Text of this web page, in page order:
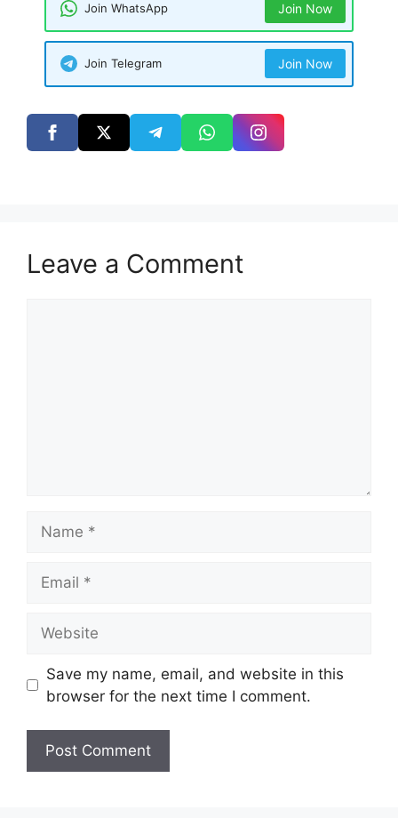
Join WhatsApp Join Now
Join Telegram Join Now
Leave a Comment
Save my name, email, and website in this
browser for the next time I comment.